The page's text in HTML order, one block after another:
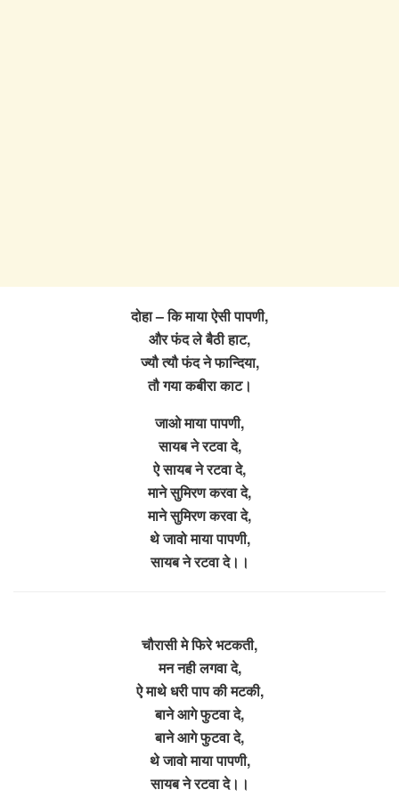
दोहा – कि माया ऐसी पापणी,
और फंद ले बैठी हाट,
ज्यौ त्यौ फंद ने फान्दिया,
तौ गया कबीरा काट।
जाओ माया पापणी,
सायब ने रटवा दे,
ऐ सायब ने रटवा दे,
माने सुमिरण करवा दे,
माने सुमिरण करवा दे,
थे जावो माया पापणी,
सायब ने रटवा दे।।
चौरासी मे फिरे भटकती,
मन नही लगवा दे,
ऐ माथे धरी पाप की मटकी,
बाने आगे फुटवा दे,
बाने आगे फुटवा दे,
थे जावो माया पापणी,
सायब ने रटवा दे।।